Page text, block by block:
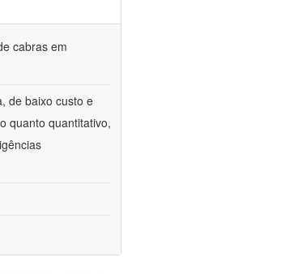
cabras em
de baixo custo e
quanto quantitativo,